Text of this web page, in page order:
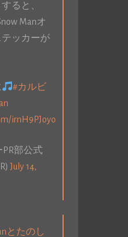
ると、
Manオ
テッカーが
#カルビ
irnH9PJoyo
部公式
July 14,
とたのし